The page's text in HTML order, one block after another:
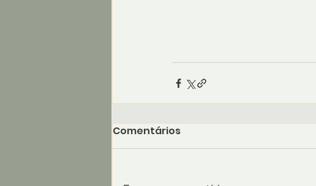
Comentários